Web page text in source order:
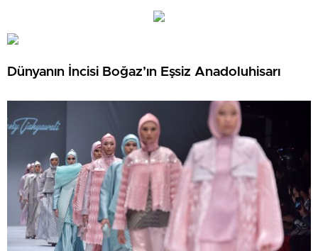
Dünyanın İncisi Boğaz’ın Eşsiz Anadoluhisarı